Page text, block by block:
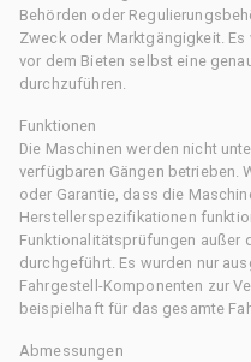
Behörden oder
Zweck oder Marktgängigkeit.
vor dem Bieten selbst eine
durchzuführen.
Funktionen
Die Maschinen werden nicht
verfügbaren Gängen betrieben.
oder Garantie, dass die
Herstellerspezifikationen
Funktionalitätsprüfungen außer
durchgeführt. Es wurden nur
Fahrgestell-Komponenten zur
beispielhaft für das gesamte
Abmessungen